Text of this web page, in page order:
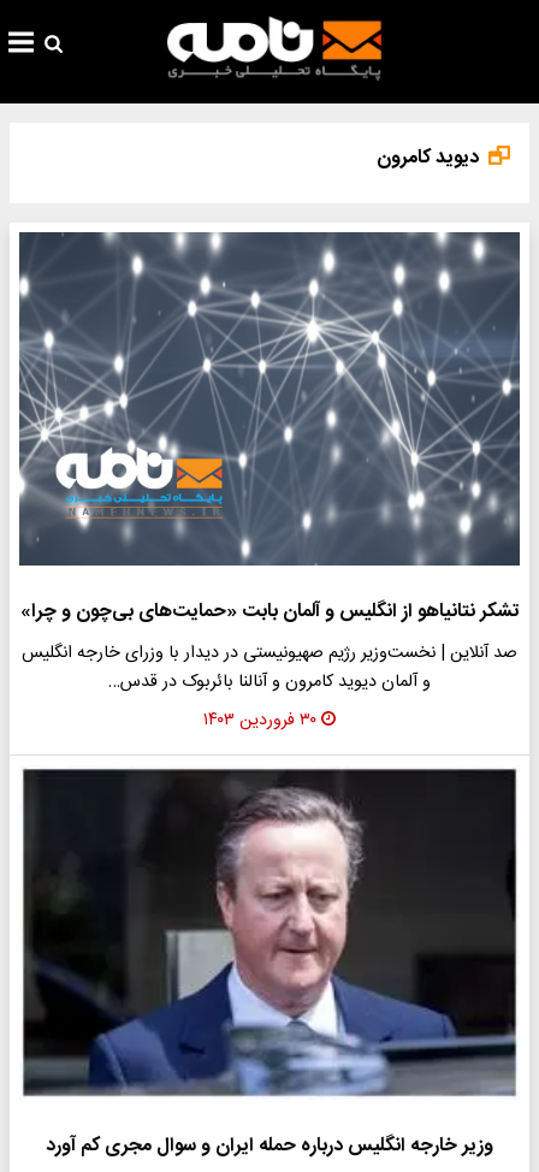
دیوید کامرون
تشکر نتانیاهو از انگلیس و آلمان بابت «حمایت‌های بی‌چون و چرا»
صد آنلاین | نخست‌وزیر رژیم صهیونیستی در دیدار با وزرای خارجه انگلیس
و آلمان دیوید کامرون و آنالنا بائربوک در قدس…
۳۰ فروردین ۱۴۰۳
وزیر خارجه انگلیس درباره حمله ایران و سوال مجری کم آورد